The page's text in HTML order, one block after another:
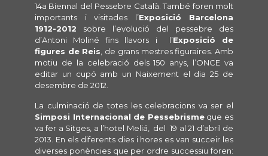
14a Biennal del Pessebre Català. També foren molt
importants i visitades l’Exposició Barcelona
1912-2012 sobre l’evolució del pessebre des
d’Antoni Moliné fins llavors i l’Exposició de
figures de Reis , de grans mestres figuraires. Amb
motiu de la celebració dels 150 anys, l’ONCE va
editar un cupó amb un Naixement el dia 25 de
desembre de 2012.
La culminació de totes les celebracions va ser el
Simposi Internacional de Pessebrismeque es
va fer a Sitges, a l’hotel Meliá, del 19 al 21 d’abril de
2013. En els diferents dies i hores es van succeir les
diverses ponències que per ordre successiu foren: